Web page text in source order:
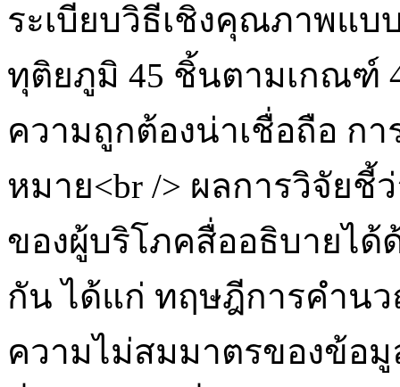
ระเบียบวิธีเชิงคุณภาพแบ
ทุติยภูมิ 45 ชิ้นตามเกณฑ์
ความถูกต้องน่าเชื่อถือ ก
หมาย<br /> ผลการวิจัยชี้
ของผู้บริโภคสื่ออธิบายไ
กัน ได้แก่ ทฤษฎีการคำน
ความไม่สมมาตรของข้อ